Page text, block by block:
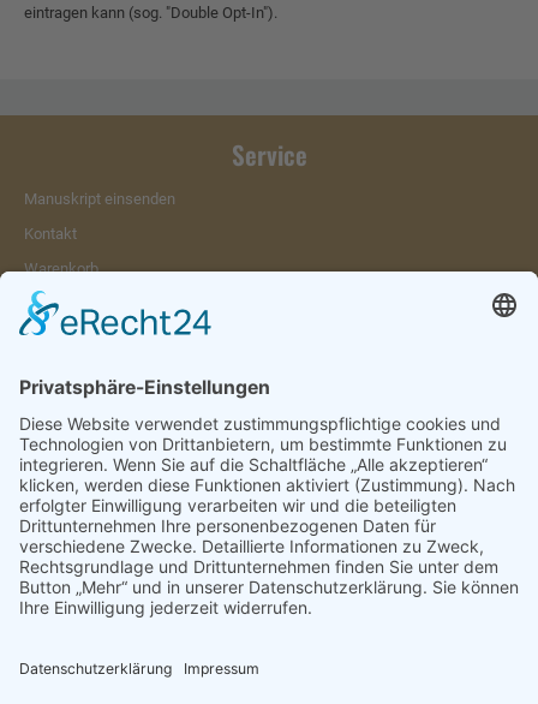
eintragen kann (sog. "Double Opt-In").
Service
Manuskript einsenden
Kontakt
Warenkorb
Konto
Merkzettel
Vertrag widerrufen
Informationen
Impressum & Disclaimer
AGB und Widerrufsrecht
Verpackung und Versand